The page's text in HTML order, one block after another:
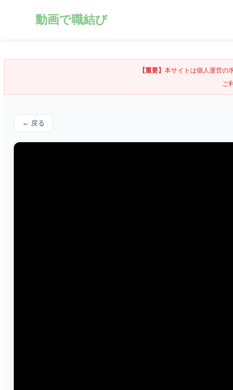
動画で職結び
【重要】 本サイトは個人運営の
ご
← 戻る